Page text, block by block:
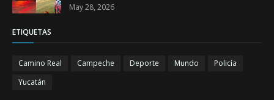
May 28, 2026
ETIQUETAS
Camino Real Campeche Deporte Mundo
Policía
Yucatán